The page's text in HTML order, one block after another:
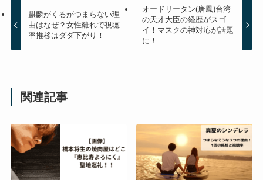
麒麟がくるがつまらない理
由はなぜ？女性離れで視聴
率推移はダダ下がり！
オードリータン(唐鳳)台湾
の天才大臣の経歴がスゴ
イ！マスクの神対応が話題
に！
関連記事